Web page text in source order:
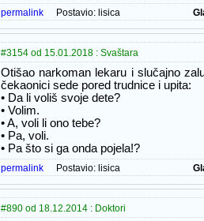
permalink Postavio: lisica
#3154 od 15.01.2018 : Svaštara
Otišao narkoman lekaru i slučajno
čekaonici sede pored trudnice i upita:
• Da li voliš svoje dete?
• Volim.
• A, voli li ono tebe?
• Pa, voli.
• Pa što si ga onda pojela!?
permalink Postavio: lisica
#890 od 18.12.2014 : Doktori